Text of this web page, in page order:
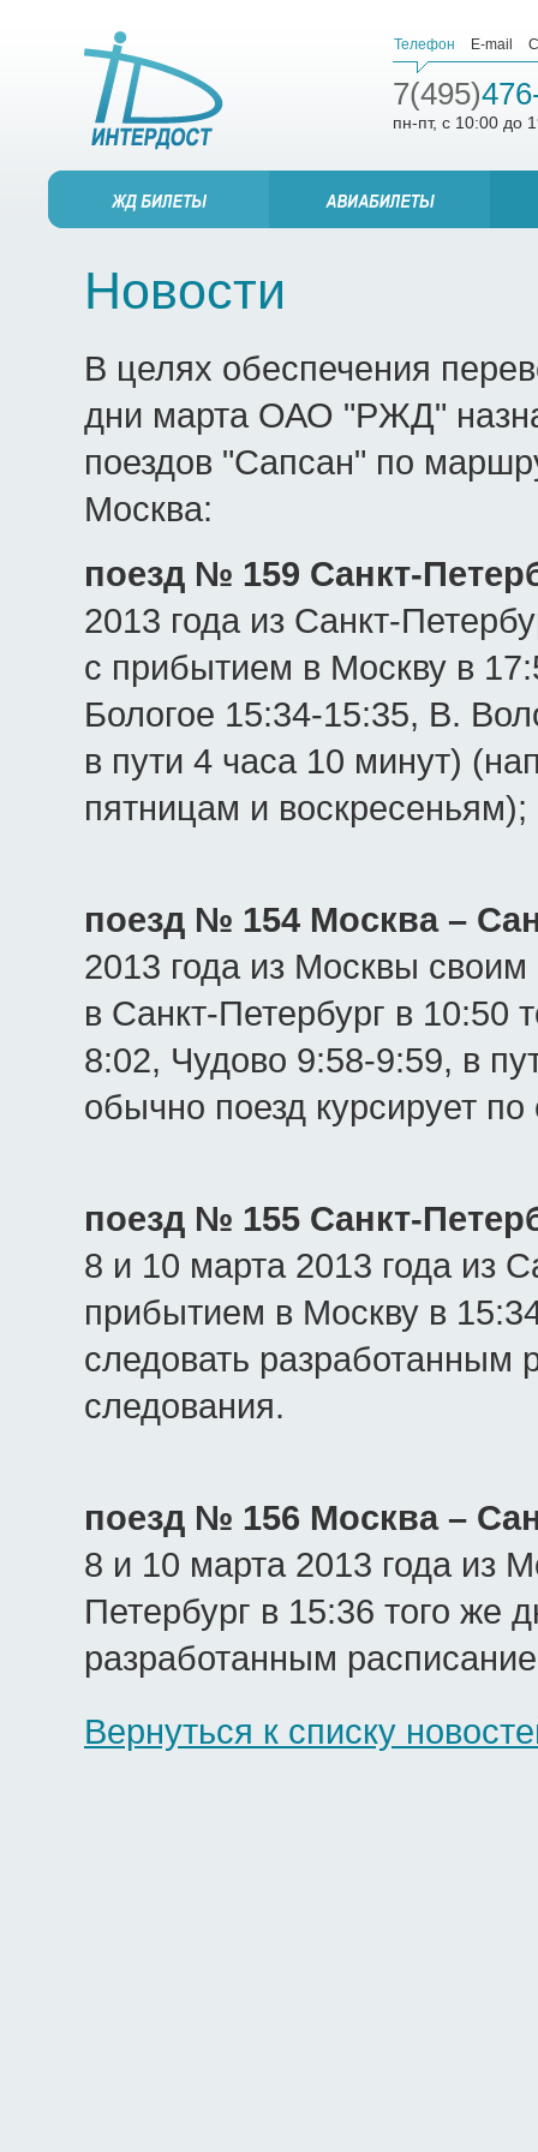
Телефон E-mail
7(495)
пн-пт, с 10:00 до
Новости
В целях обеспечения
дни марта ОАО "РЖД"
поездов "Сапсан" по
Москва:
поезд № 159 Санкт-
2013 года из Санкт-
с прибытием в Москву в
Бологое 15:34-15:35, В.
в пути 4 часа 10 минут)
пятницам и воскресеньям);
поезд № 154 Москва –
2013 года из Москвы
в Санкт-Петербург в 10:50
8:02, Чудово 9:58-9:59, в
обычно поезд курсирует
поезд № 155 Санкт-
8 и 10 марта 2013 года из
прибытием в Москву в
следовать разработанным
следования.
поезд № 156 Москва –
8 и 10 марта 2013 года из
Петербург в 15:36 того же
разработанным
Вернуться к списку